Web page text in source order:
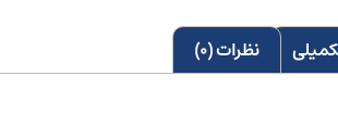
نظرات (0)